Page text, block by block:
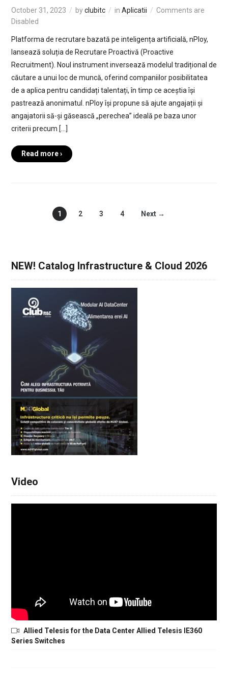
October 31, 2023 byclubitc in Aplicatii
Comments are
Disabled
Platforma de recrutare bazată pe inteligența artificială, nPloy,
lansează soluția de Recrutare Proactivă (Proactive
Recruitment). Noul instrument inversează modelul tradițional de
căutare a unui loc de muncă, oferind companiilor posibilitatea
de a aplica pentru candidați talentați, în timp ce aceștia își
pastrează anonimatul. nPloy își propune să ajute angajații și
angajatorii să-și găsească „perechea” ideală pe baza unor
criterii precum […]
Read more ›
1 2 3 4 Next →
NEW! Catalog Infrastructure & Cloud 2026
Video
Allied Telesis for the Data Center Allied Telesis IE360
Series Switches